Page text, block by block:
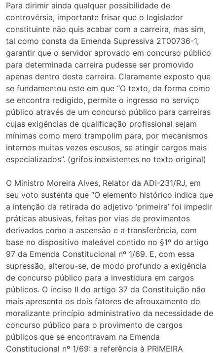
Para dirimir ainda qualquer possibilidade de
controvérsia, importante frisar que o legislador
constituinte não quis acabar com a carreira, mas sim,
tal como consta da Emenda Supressiva 2T00736-1,
garantir que o servidor aprovado em concurso público
para determinada carreira pudesse ser promovido
apenas dentro desta carreira. Claramente exposto que
se fundamentou este em que “O texto, da forma como
se encontra redigido, permite o ingresso no serviço
público através de um concurso público para carreiras
cujas exigências de qualificação profissional sejam
mínimas como mero trampolim para, por mecanismos
internos muitas vezes escusos, se atingir cargos mais
especializados”. (grifos inexistentes no texto original)
O Ministro Moreira Alves, Relator da ADI-231/RJ, em
seu voto sustenta que “O elemento histórico indica que
a intenção da retirada do adjetivo ‘primeira’ foi impedir
práticas abusivas, feitas por vias de provimentos
derivados como a ascensão e a transferência, com
base no dispositivo maleável contido no §1º do artigo
97 da Emenda Constitucional nº 1/69. E, com essa
supressão, alterou-se, de modo profundo a exigência
de concurso público para a investidura em cargos
públicos. O inciso II do artigo 37 da Constituição não
mais apresenta os dois fatores de afrouxamento do
moralizante princípio administrativo da necessidade de
concurso público para o provimento de cargos
públicos que se encontravam na Emenda
Constitucional nº 1/69: a referência à PRIMEIRA